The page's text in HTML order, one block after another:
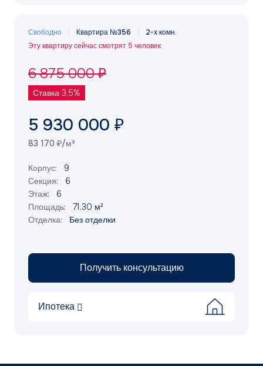
Свободно Квартира №356
2-х комн.
Эту квартиру сейчас смотрят 5 человек
6 875 000 ₽
Ставка 3,5%
5 930 000 ₽
83 170 ₽/м²
Корпус:
9
Секция:
6
Этаж:
6
Площадь:
71.30 м²
Отделка:
Без отделки
Получить консультацию
Ипотека